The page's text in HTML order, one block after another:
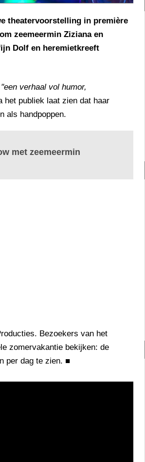
theatervoorstelling in première
zeemeermin Ziziana en
Dolf en heremietkreeft
"een verhaal vol humor,
het publiek laat zien dat haar
als handpoppen.
met zeemeermin
Bezoekers van het
zomervakantie bekijken: de
per dag te zien. ■